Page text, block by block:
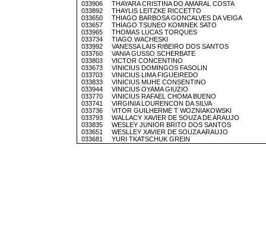
033906 THAYARA CRISTINA DO AMARAL COSTA
033892 THAYLIS LEITZKE RICCETTO
033650 THIAGO BARBOSA GONCALVES DA VEIGA
033657 THIAGO TSUNEO KOMINEK SATO
033965 THOMAS LUCAS TORQUES
033734 TIAGO WACHESKI
033992 VANESSA LAIS RIBEIRO DOS SANTOS
033760 VANIA GUSSO SCHERBATE
033803 VICTOR CONCENTINO
033673 VINICIUS DOMINGOS FASOLIN
033703 VINICIUS LIMA FIGUEIREDO
033833 VINICIUS MUHE CONSENTINO
033944 VINICIUS OYAMA GIUZIO
033770 VINICIUS RAFAEL CHOMA BUENO
033741 VIRGINIA LOURENCON DA SILVA
033736 VITOR GUILHERME T WOZNIAKOWSKI
033793 WALLACY XAVIER DE SOUZA DE ARAUJO
033835 WESLEY JUNIOR BRITO DOS SANTOS
033651 WESLLEY XAVIER DE SOUZA ARAUJO
033681 YURI TKATSCHUK GREIN